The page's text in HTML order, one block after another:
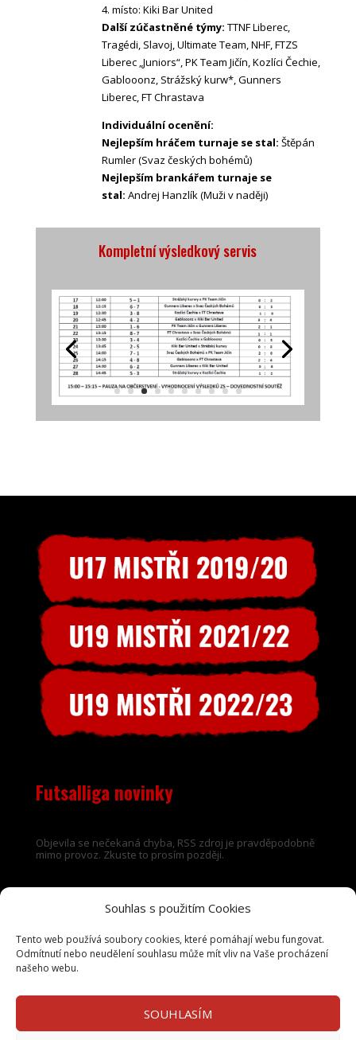
Souhlas s použitím Cookies
Tento web používá soubory cookies, které pomáhají webu fungovat.
Odmítnutí nebo neudělení souhlasu může mít vliv na Vaše procházení
našeho webu.
SOUHLASÍM
4. místo: Kiki Bar United
Další zúčastněné týmy: TTNF Liberec,
Tragédi, Slavoj, Ultimate Team, NHF, FTZS
Liberec „Juniors“, PK Team Jičín, Kozlíci Čechie,
Gablooonz, Strážský kurw*, Gunners
Liberec, FT Chrastava
Individuální ocenění:
Nejlepším hráčem turnaje se stal: Štěpán
Rumler (Svaz českých bohémů)
Nejlepším brankářem turnaje se
stal: Andrej Hanzlík (Muži v naději)
Kompletní výsledkový servis
Futsalliga novinky
Objevila se nečekaná chyba, RSS zdroj je pravděpodobně
mimo provoz. Zkuste to prosím později.